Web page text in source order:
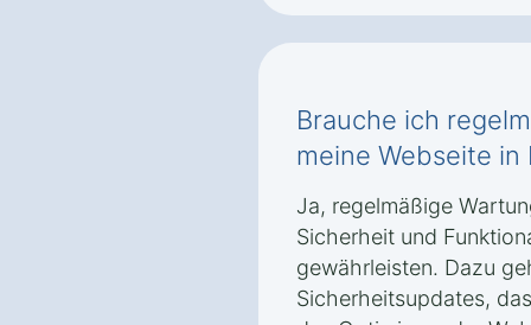
Brauche ich
meine Webseite in
Ja, regelmäßige
Sicherheit und
gewährleisten. Dazu
Sicherheitsupdates,